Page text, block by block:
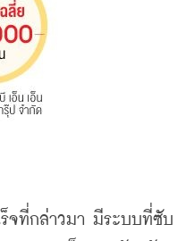
ที่กล่าวมา มีระบบที่ซับ